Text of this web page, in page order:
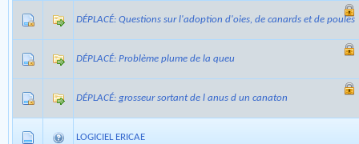
DÉPLACÉ: Questions sur l'adoption d'oies, de canards et de poules
DÉPLACÉ: Problème plume de la queu
DÉPLACÉ: grosseur sortant de l anus d un canaton
LOGICIEL ERICAE